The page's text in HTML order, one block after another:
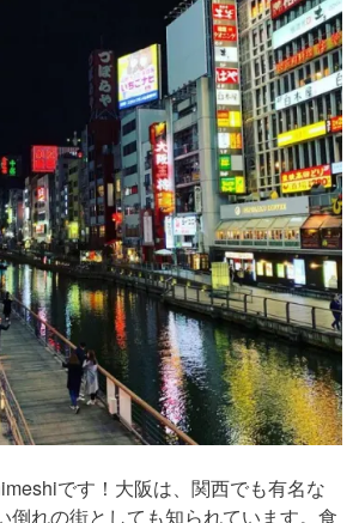
です！大阪は、関西でも有名な
倒れの街としても知られています。食